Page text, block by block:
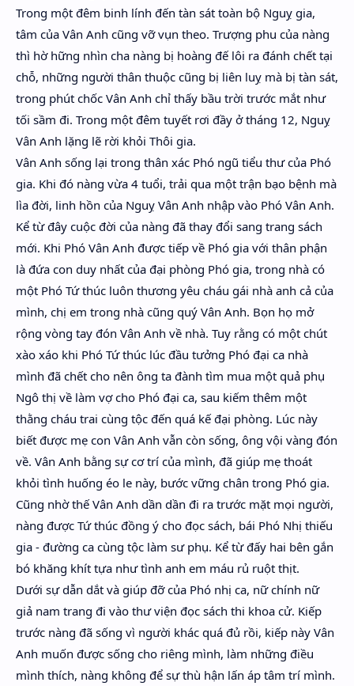
Trong một đêm binh lính đến tàn sát toàn bộ Nguỵ gia,
tâm của Vân Anh cũng vỡ vụn theo. Trượng phu của nàng
thì hờ hững nhìn cha nàng bị hoàng đế lôi ra đánh chết tại
chỗ, những người thân thuộc cũng bị liên luỵ mà bị tàn sát,
trong phút chốc Vân Anh chỉ thấy bầu trời trước mắt như
tối sầm đi. Trong một đêm tuyết rơi đầy ở tháng 12, Nguỵ
Vân Anh lặng lẽ rời khỏi Thôi gia.
Vân Anh sống lại trong thân xác Phó ngũ tiểu thư của Phó
gia. Khi đó nàng vừa 4 tuổi, trải qua một trận bạo bệnh mà
lìa đời, linh hồn của Nguỵ Vân Anh nhập vào Phó Vân Anh.
Kể từ đây cuộc đời của nàng đã thay đổi sang trang sách
mới. Khi Phó Vân Anh được tiếp về Phó gia với thân phận
là đứa con duy nhất của đại phòng Phó gia, trong nhà có
một Phó Tứ thúc luôn thương yêu cháu gái nhà anh cả của
mình, chị em trong nhà cũng quý Vân Anh. Bọn họ mở
rộng vòng tay đón Vân Anh về nhà. Tuy rằng có một chút
xào xáo khi Phó Tứ thúc lúc đầu tưởng Phó đại ca nhà
mình đã chết cho nên ông ta đành tìm mua một quả phụ
Ngô thị về làm vợ cho Phó đại ca, sau kiếm thêm một
thằng cháu trai cùng tộc đến quá kế đại phòng. Lúc này
biết được mẹ con Vân Anh vẫn còn sống, ông vội vàng đón
về. Vân Anh bằng sự cơ trí của mình, đã giúp mẹ thoát
khỏi tình huống éo le này, bước vững chân trong Phó gia.
Cũng nhờ thế Vân Anh dần dần đi ra trước mặt mọi người,
nàng được Tứ thúc đồng ý cho đọc sách, bái Phó Nhị thiếu
gia - đường ca cùng tộc làm sư phụ. Kể từ đấy hai bên gắn
bó khăng khít tựa như tình anh em máu rủ ruột thịt.
Dưới sự dẫn dắt và giúp đỡ của Phó nhị ca, nữ chính nữ
giả nam trang đi vào thư viện đọc sách thi khoa cử. Kiếp
trước nàng đã sống vì người khác quá đủ rồi, kiếp này Vân
Anh muốn được sống cho riêng mình, làm những điều
mình thích, nàng không để sự thù hận lấn áp tâm trí mình.